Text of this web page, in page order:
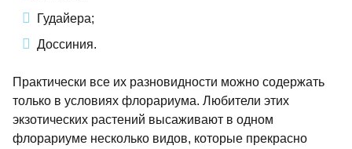
Гудайера;
Доссиния.
Практически все их разновидности можно содержать
только в условиях флорариума. Любители этих
экзотических растений высаживают в одном
флорариуме несколько видов, которые прекрасно